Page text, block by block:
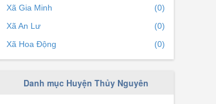
Xã Gia Minh
(0)
Xã An Lư
(0)
Xã Hoa Động
(0)
Danh mục Huyện Thủy Nguyên